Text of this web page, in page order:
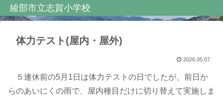
綾部市立志賀小学校
体力テスト(屋内・屋外)
2026.05.07
５連休前の5月1日は体力テストの日でしたが、前日か
らのあいにくの雨で、屋内種目だけに切り替えて実施しま